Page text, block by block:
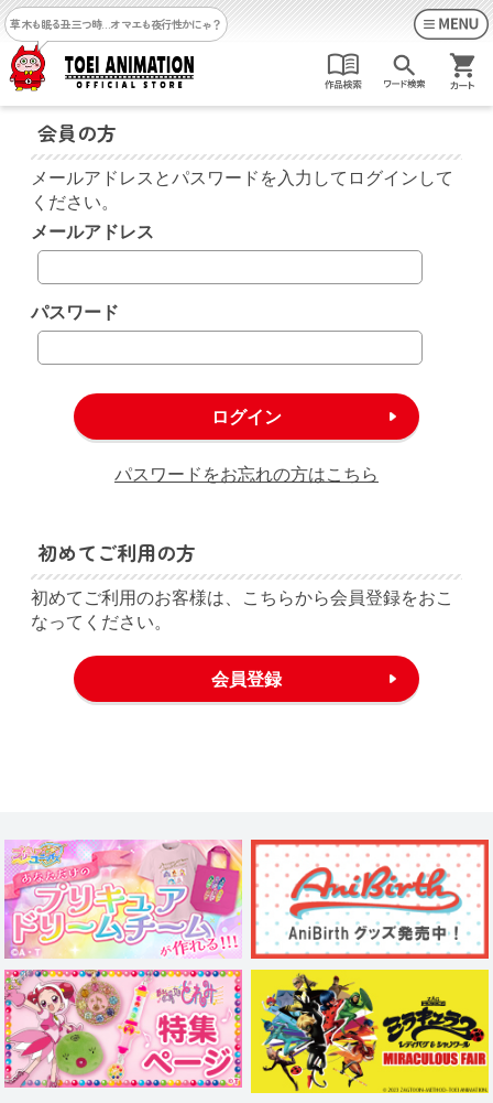
草木も眠る丑三つ時…オマエも夜行性かにゃ？
会員の方
メールアドレスとパスワードを入力してログインして
ください。
メールアドレス
パスワード
パスワードをお忘れの方はこちら
初めてご利用の方
初めてご利用のお客様は、こちらから会員登録をおこ
なってください。